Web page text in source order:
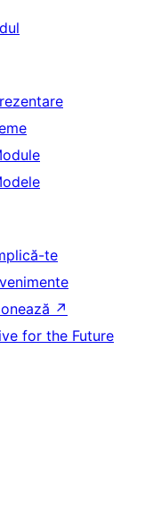
te
↗
for the Future